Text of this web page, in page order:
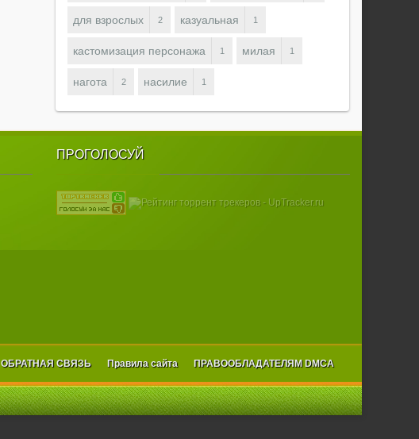
для взрослых 2 казуальная 1
кастомизация персонажа 1 милая 1
нагота 2 насилие 1
ПРОГОЛОСУЙ
ОБРАТНАЯ СВЯЗЬ Правила сайта ПРАВООБЛАДАТЕЛЯМ DMCA